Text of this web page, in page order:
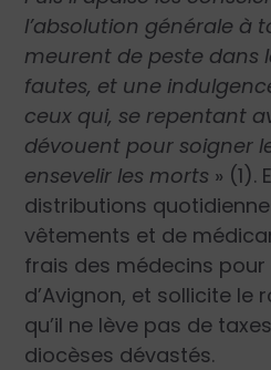
l’absolution générale à
meurent de peste dans
fautes, et une
ceux qui, se repentant
dévouent pour soigner
ensevelir les morts » (1).
distributions
vêtements et de
frais des médecins
d’Avignon, et sollicite le
qu’il ne lève pas de
diocèses dévastés.